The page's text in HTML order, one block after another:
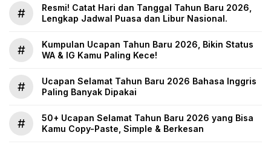
#
Resmi! Catat Hari dan Tanggal Tahun Baru 2026,
Lengkap Jadwal Puasa dan Libur Nasional.
#
Kumpulan Ucapan Tahun Baru 2026, Bikin Status
WA & IG Kamu Paling Kece!
#
Ucapan Selamat Tahun Baru 2026 Bahasa Inggris
Paling Banyak Dipakai
#
50+ Ucapan Selamat Tahun Baru 2026 yang Bisa
Kamu Copy-Paste, Simple & Berkesan